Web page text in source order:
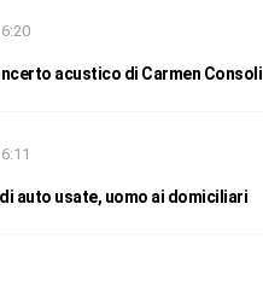
acustico di Carmen Consoli
auto usate, uomo ai domiciliari